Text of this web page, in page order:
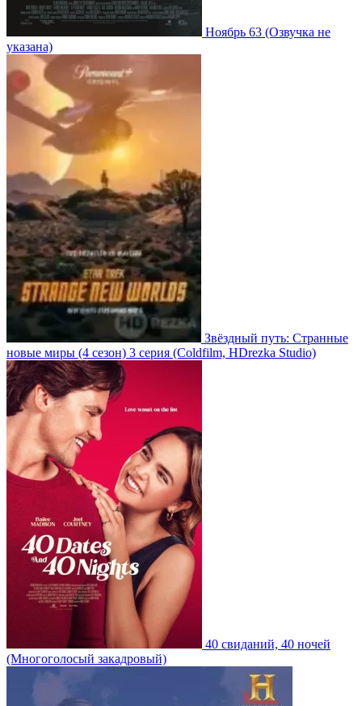
Ноябрь 63 (Озвучка не
указана)
Звёздный путь: Странные
новые миры (4 сезон) 3 серия (Coldfilm, HDrezka Studio)
40 свиданий, 40 ночей
(Многоголосый закадровый)